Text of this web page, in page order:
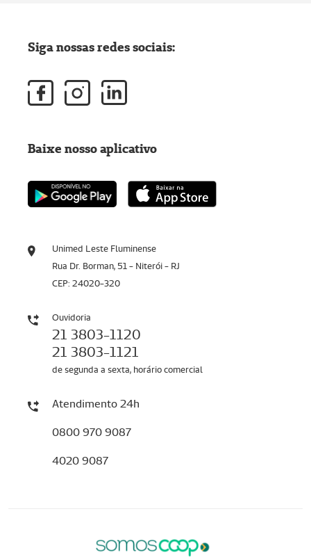
Unimed Leste Fluminense
Rua Dr. Borman, 51 - Niterói - RJ
CEP: 24020-320
Ouvidoria
21 3803-1120
21 3803-1121
de segunda a sexta, horário comercial
Atendimento 24h
0800 970 9087
4020 9087
Siga nossas redes sociais:
Baixe nosso aplicativo